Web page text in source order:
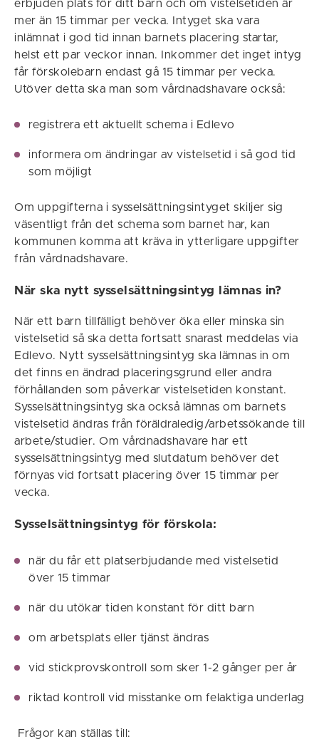
erbjuden plats för ditt barn och om vistelsetiden är
mer än 15 timmar per vecka. Intyget ska vara
inlämnat i god tid innan barnets placering startar,
helst ett par veckor innan. Inkommer det inget intyg
får förskolebarn endast gå 15 timmar per vecka.
Utöver detta ska man som vårdnadshavare också:
registrera ett aktuellt schema i Edlevo
informera om ändringar av vistelsetid i så god tid
som möjligt
Om uppgifterna i sysselsättningsintyget skiljer sig
väsentligt från det schema som barnet har, kan
kommunen komma att kräva in ytterligare uppgifter
från vårdnadshavare.
När ska nytt sysselsättningsintyg lämnas in?
När ett barn tillfälligt behöver öka eller minska sin
vistelsetid så ska detta fortsatt snarast meddelas via
Edlevo. Nytt sysselsättningsintyg ska lämnas in om
det finns en ändrad placeringsgrund eller andra
förhållanden som påverkar vistelsetiden konstant.
Sysselsättningsintyg ska också lämnas om barnets
vistelsetid ändras från föräldraledig/arbetssökande till
arbete/studier. Om vårdnadshavare har ett
sysselsättningsintyg med slutdatum behöver det
förnyas vid fortsatt placering över 15 timmar per
vecka.
Sysselsättningsintyg för förskola:
när du får ett platserbjudande med vistelsetid
över 15 timmar
när du utökar tiden konstant för ditt barn
om arbetsplats eller tjänst ändras
vid stickprovskontroll som sker 1-2 gånger per år
riktad kontroll vid misstanke om felaktiga underlag
Frågor kan ställas till: